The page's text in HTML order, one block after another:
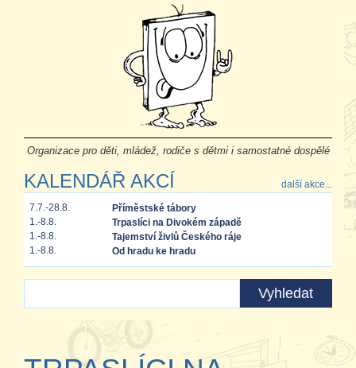
Organizace pro děti, mládež, rodiče s dětmi i samostatné dospělé
KALENDÁŘ AKCÍ další akce...
7.7.-28.8.
Příměstské tábory
1.-8.8.
Trpaslíci na Divokém západě
1.-8.8.
Tajemství živlů Českého ráje
1.-8.8.
Od hradu ke hradu